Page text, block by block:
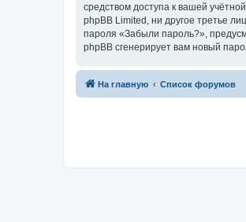
средством доступа к вашей
phpBB Limited, ни другое третье
пароля «Забыли пароль?»,
phpBB сгенерирует вам новый
На главную Список форумов